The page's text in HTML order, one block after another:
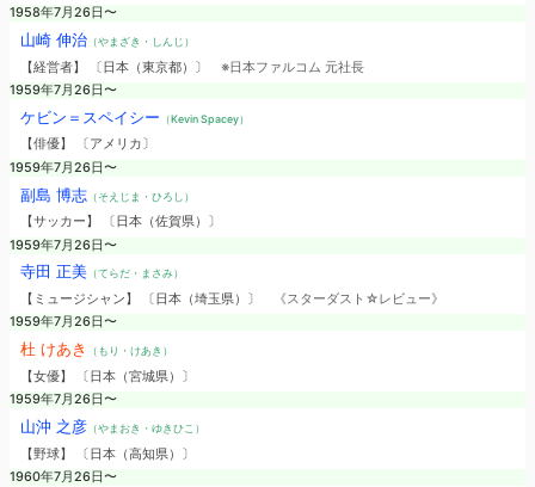
1958年7月26日〜
山崎 伸治（やまざき・しんじ）
【経営者】 〔日本（東京都）〕 ※日本ファルコム 元社長
1959年7月26日〜
ケビン＝スペイシー （Kevin Spacey）
【俳優】 〔アメリカ〕
1959年7月26日〜
副島 博志（そえじま・ひろし）
【サッカー】 〔日本（佐賀県）〕
1959年7月26日〜
寺田 正美（てらだ・まさみ）
【ミュージシャン】 〔日本（埼玉県）〕
《スターダスト☆レビュー》
1959年7月26日〜
杜 けあき （もり・けあき）
【女優】 〔日本（宮城県）〕
1959年7月26日〜
山沖 之彦（やまおき・ゆきひこ）
【野球】 〔日本（高知県）〕
1960年7月26日〜